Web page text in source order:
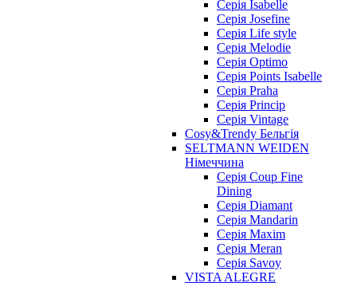
Серія Isabelle
Серія Josefine
Серія Life style
Серія Melodie
Серія Optimo
Серія Points Isabelle
Серія Praha
Серія Princip
Серія Vintage
Cosy&Trendy Бельгія
SELTMANN WEIDEN
Німеччина
Cерія Coup Fine
Dining
Cерія Diamant
Cерія Mandarin
Cерія Maxim
Серія Meran
Серія Savoy
VISTA ALEGRE